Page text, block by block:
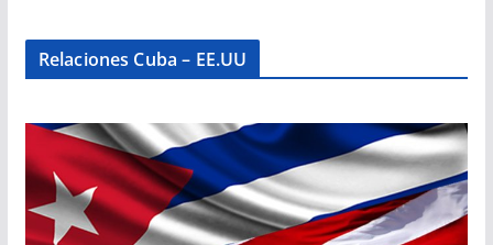
Relaciones Cuba – EE.UU